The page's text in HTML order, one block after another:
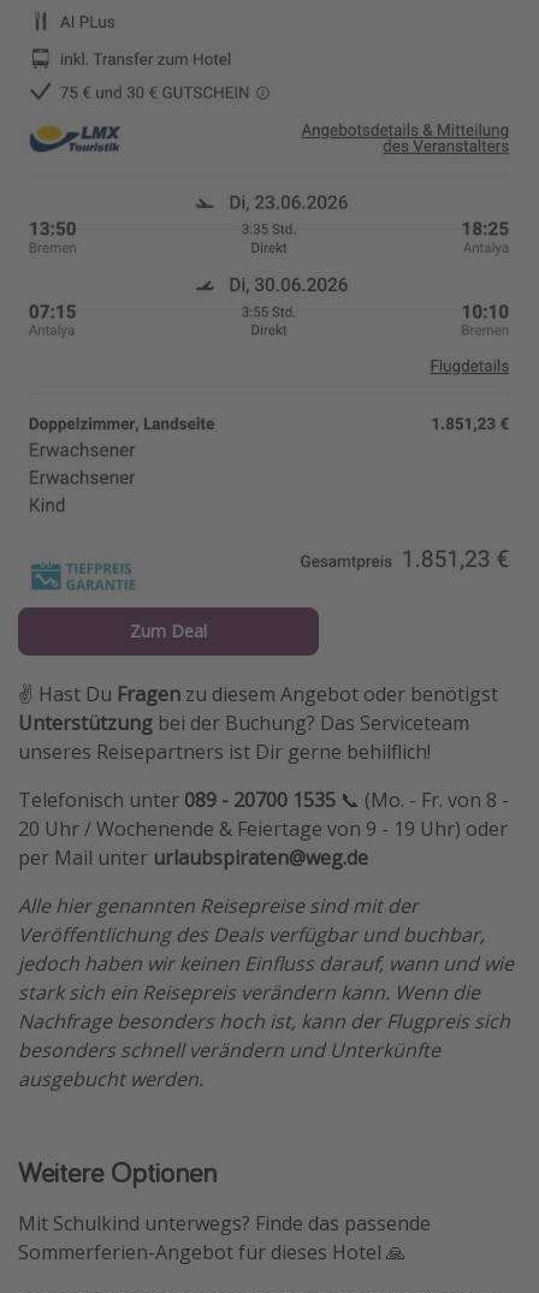
Zum Deal
✌️ Hast Du Fragen zu diesem Angebot oder benötigst
Unterstützung bei der Buchung? Das Serviceteam
unseres Reisepartners ist Dir gerne behilflich!
Telefonisch unter 089 - 20700 1535 📞 (Mo. - Fr. von 8 -
20 Uhr / Wochenende & Feiertage von 9 - 19 Uhr) oder
per Mail unter urlaubspiraten@weg.de
Alle hier genannten Reisepreise sind mit der
Veröffentlichung des Deals verfügbar und buchbar,
jedoch haben wir keinen Einfluss darauf, wann und wie
stark sich ein Reisepreis verändern kann. Wenn die
Nachfrage besonders hoch ist, kann der Flugpreis sich
besonders schnell verändern und Unterkünfte
ausgebucht werden.
Weitere Optionen
Mit Schulkind unterwegs? Finde das passende
Sommerferien-Angebot für dieses Hotel 🙏